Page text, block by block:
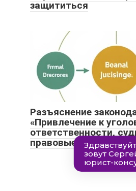
защититься
Разъяснение
«Привлечение к
ответственности,
правовые